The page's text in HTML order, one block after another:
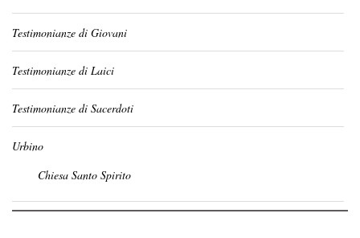
Testimonianze di Giovani
Testimonianze di Laici
Testimonianze di Sacerdoti
Urbino
Chiesa Santo Spirito